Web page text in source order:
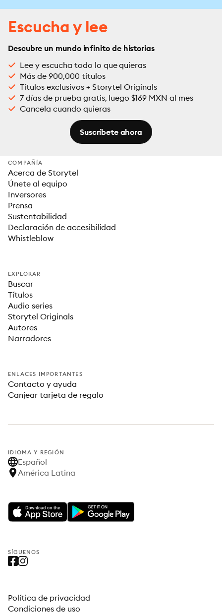
Escucha y lee
Descubre un mundo infinito de historias
Lee y escucha todo lo que quieras
Más de 900,000 títulos
Títulos exclusivos + Storytel Originals
7 días de prueba gratis, luego $169 MXN al mes
Cancela cuando quieras
Suscríbete ahora
COMPAÑÍA
Acerca de Storytel
Únete al equipo
Inversores
Prensa
Sustentabilidad
Declaración de accesibilidad
Whistleblow
EXPLORAR
Buscar
Títulos
Audio series
Storytel Originals
Autores
Narradores
ENLACES IMPORTANTES
Contacto y ayuda
Canjear tarjeta de regalo
IDIOMA Y REGIÓN
Español
América Latina
SÍGUENOS
Política de privacidad
Condiciones de uso